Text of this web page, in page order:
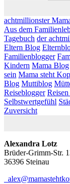
achtmillionster
Aus dem
Tagebuch der
Eltern Blog
Familienblogger
Kindern Mama Blog
sein Mama steht
Blog Muttiblog
Reiseblogger
Selbstwertgefühl
Zuversicht
Alexandra Lotz
Brüder-Grimm-Str.
36396 Steinau